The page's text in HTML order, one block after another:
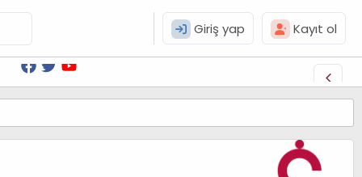
Giriş yap Kayıt ol